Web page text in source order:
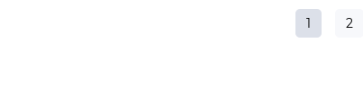
1 2